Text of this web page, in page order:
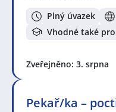
Plný úvazek
Vhodné také
Zveřejněno: 3. srpna
Pekař/ka –